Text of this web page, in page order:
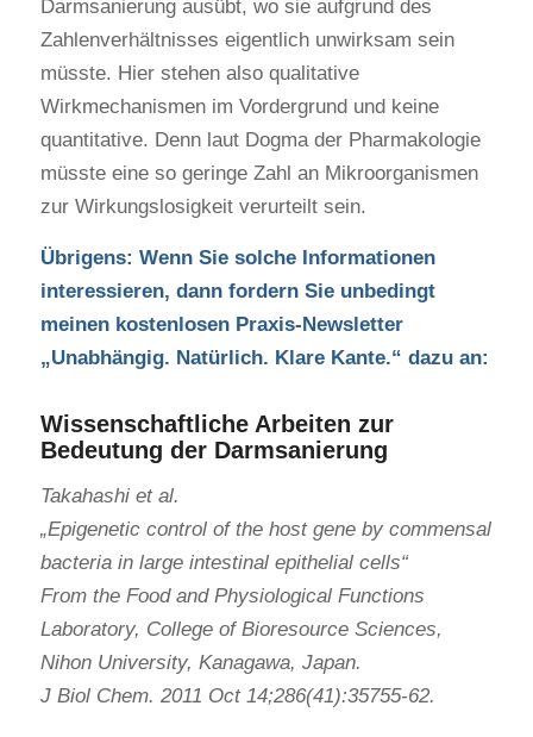
Darmsanierung ausübt, wo sie aufgrund des
Zahlenverhältnisses eigentlich unwirksam sein
müsste. Hier stehen also qualitative
Wirkmechanismen im Vordergrund und keine
quantitative. Denn laut Dogma der Pharmakologie
müsste eine so geringe Zahl an Mikroorganismen
zur Wirkungslosigkeit verurteilt sein.
Übrigens: Wenn Sie solche Informationen
interessieren, dann fordern Sie unbedingt
meinen kostenlosen Praxis-Newsletter
„Unabhängig. Natürlich. Klare Kante.“ dazu an:
Wissenschaftliche Arbeiten zur
Bedeutung der Darmsanierung
Takahashi et al.
„Epigenetic control of the host gene by commensal
bacteria in large intestinal epithelial cells“
From the Food and Physiological Functions
Laboratory, College of Bioresource Sciences,
Nihon University, Kanagawa, Japan.
J Biol Chem. 2011 Oct 14;286(41):35755-62.